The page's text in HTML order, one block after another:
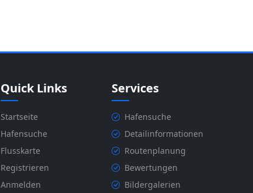
Quick Links
Startseite
Hafensuche
Flusskarte
Registrieren
Anmelden
Services
Hafensuche
Detailinformationen
Routenplanung
Bewertungen
Bildergalerien